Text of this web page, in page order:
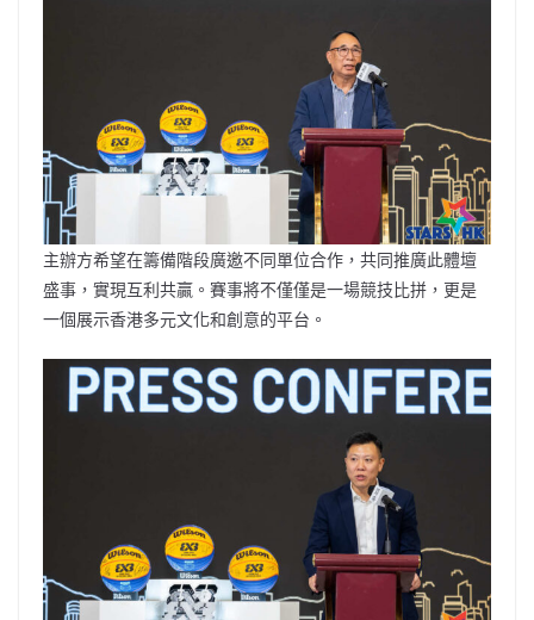
主辦方希望在籌備階段廣邀不同單位合作，共同推廣此體壇
盛事，實現互利共贏。賽事將不僅僅是一場競技比拼，更是
一個展示香港多元文化和創意的平台。